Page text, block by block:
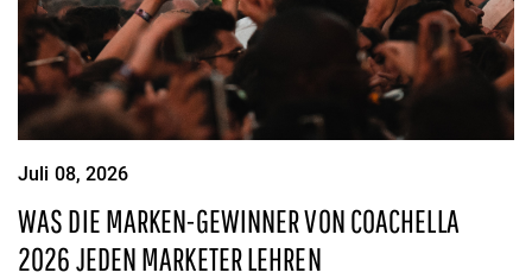
Juli 08, 2026
WAS DIE MARKEN-GEWINNER VON COACHELLA
2026 JEDEN MARKETER LEHREN